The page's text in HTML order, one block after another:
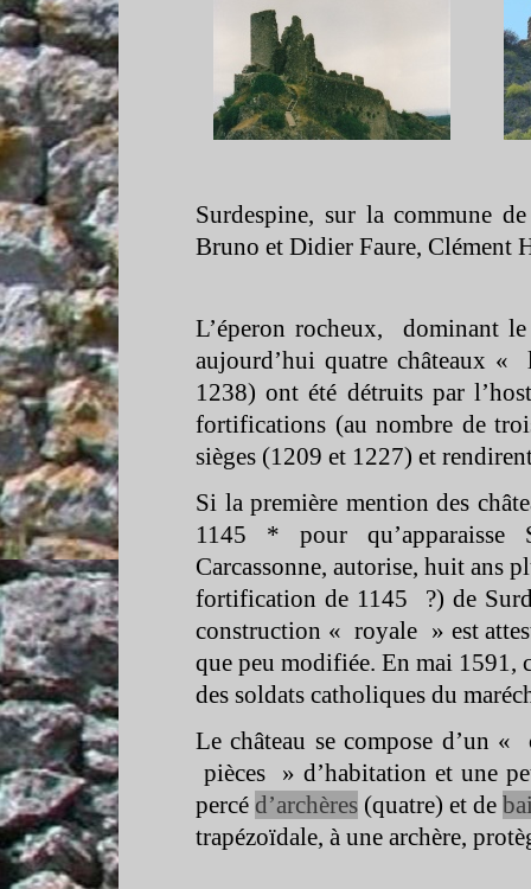
Surdespine, sur la commune
Bruno et Didier Faure, Clément
L’éperon rocheux, dominant
aujourd’hui quatre châteaux «
1238) ont été détruits par
fortifications (au nombre de
sièges (1209 et 1227) et
Si la première mention des
1145 * pour qu’apparaisse
Carcassonne, autorise, huit ans
fortification de 1145 ?) de
construction « royale » est
que peu modifiée. En mai 1591,
des soldats catholiques du
Le château se compose d’un
pièces » d’habitation et une
percéd’archères (quatre) et de
trapézoïdale, à une archère,